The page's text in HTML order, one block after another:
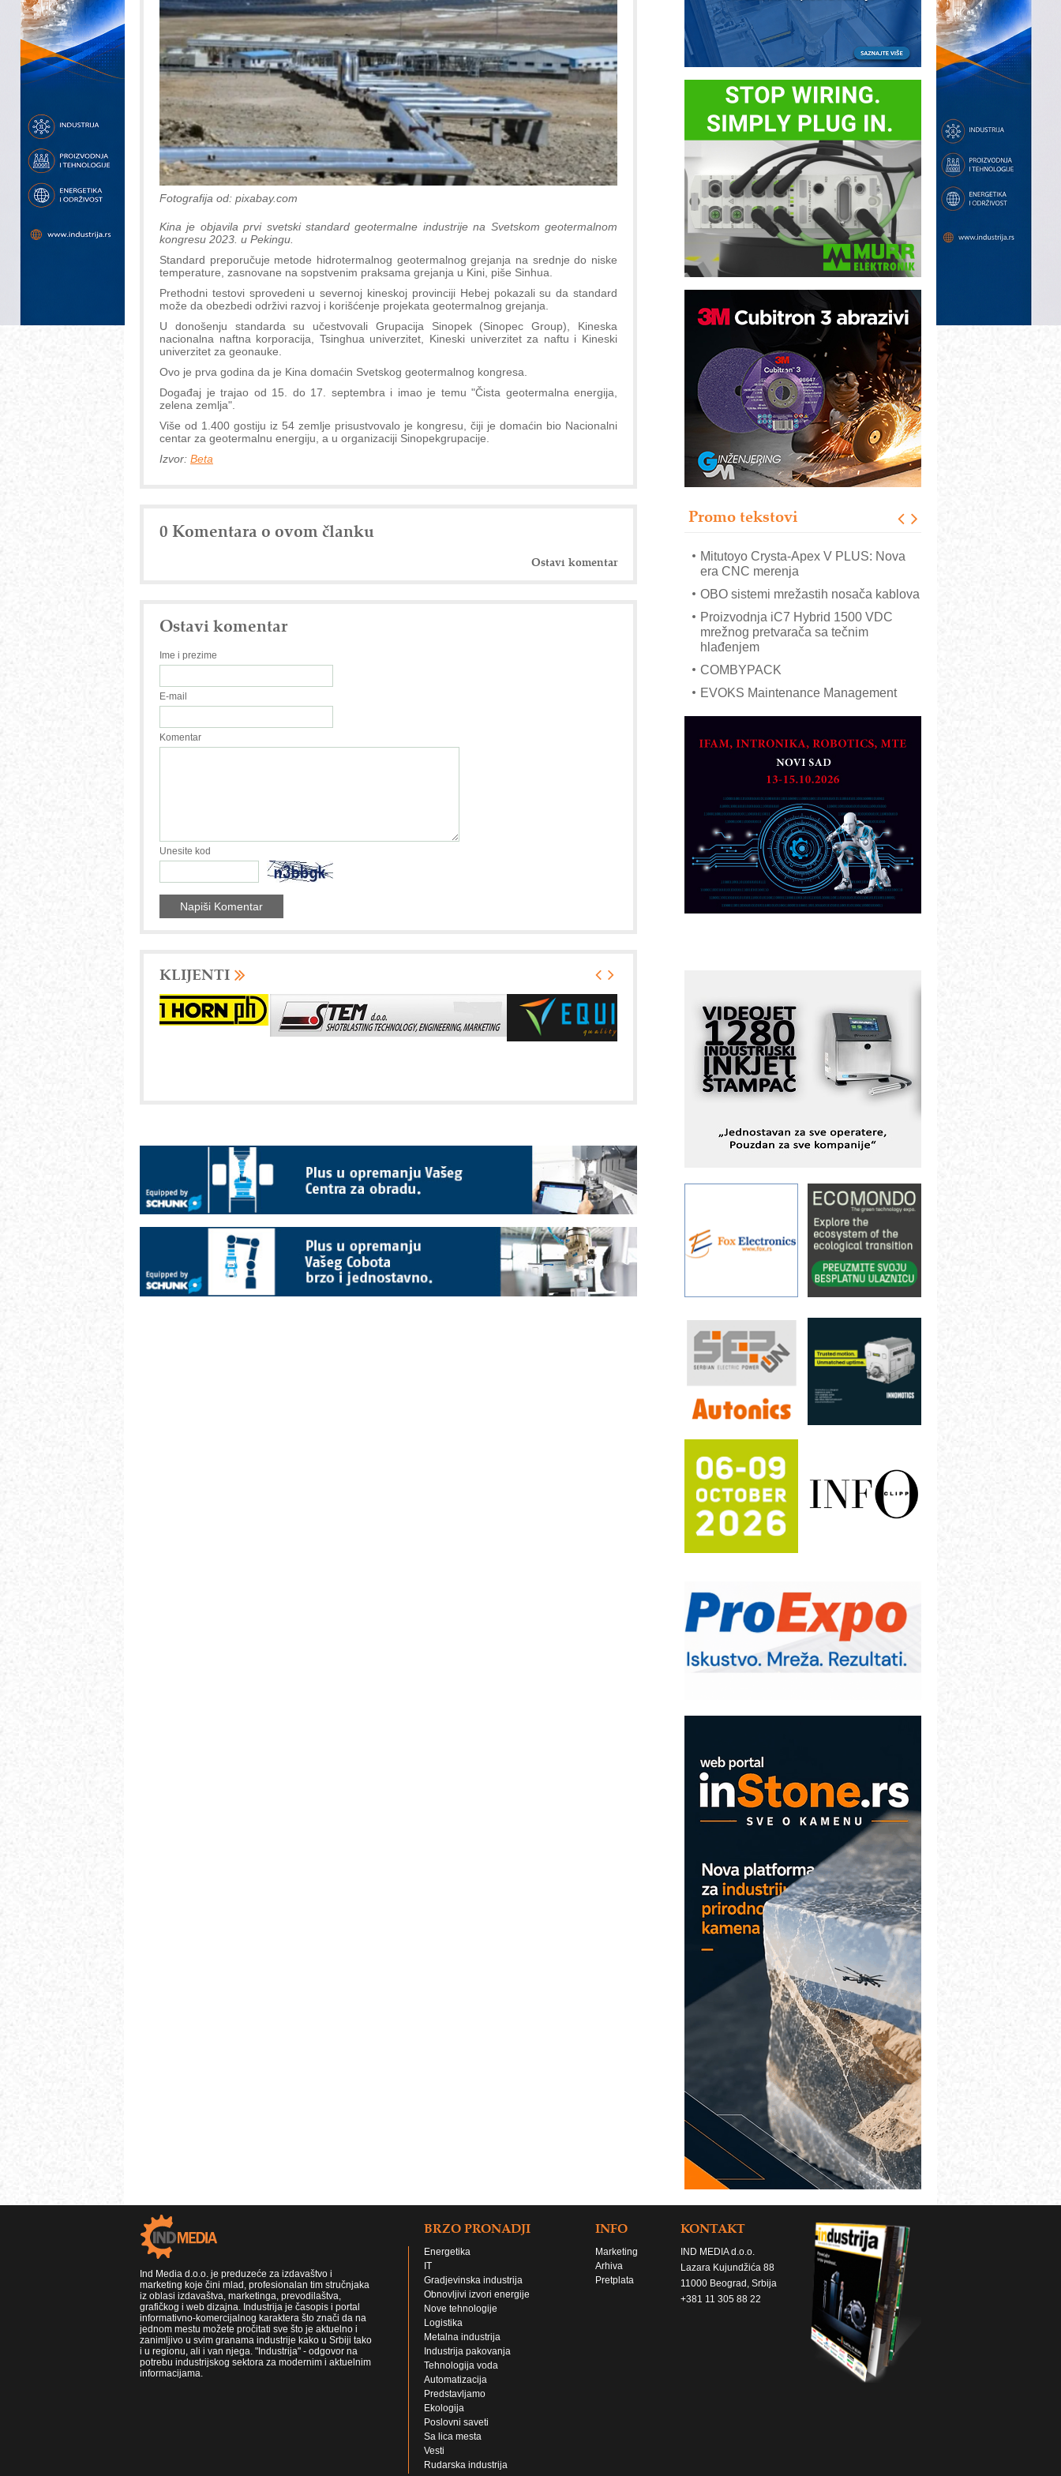
Fotografija od: pixabay.com
Kina je objavila prvi svetski standard geotermalne industrije na Svetskom geotermalnom
kongresu 2023. u Pekingu.
Standard preporučuje metode hidrotermalnog geotermalnog grejanja na srednje do niske
temperature, zasnovane na sopstvenim praksama grejanja u Kini, piše Sinhua.
Prethodni testovi sprovedeni u severnoj kineskoj provinciji Hebej pokazali su da standard
može da obezbedi održivi razvoj i korišćenje projekata geotermalnog grejanja.
U donošenju standarda su učestvovali Grupacija Sinopek (Sinopec Group), Kineska
nacionalna naftna korporacija, Tsinghua univerzitet, Kineski univerzitet za naftu i Kineski
univerzitet za geonauke.
Ovo je prva godina da je Kina domaćin Svetskog geotermalnog kongresa.
Događaj je trajao od 15. do 17. septembra i imao je temu "Čista geotermalna energija,
zelena zemlja".
Više od 1.400 gostiju iz 54 zemlje prisustvovalo je kongresu, čiji je domaćin bio Nacionalni
centar za geotermalnu energiju, a u organizaciji Sinopekgrupacije.
Izvor: Beta
0 Komentara o ovom članku
Ostavi komentar
Ostavi komentar
Ime i prezime
E-mail
Komentar
Unesite kod
KLIJENTI
Promo tekstovi
Automatizacija pakovanja · Display
(Shelf-Ready) omotnice
Potpuna efikasnost bez složenih
sistema
Trajna oznaka kao dugoročna korist
Bezbednost na prvom mestu!
IB BLUMENAUER - više od 40 godina
Art Utopia Studio – vizuelne priče
Mitutoyo Crysta-Apex V PLUS: Nova
era CNC merenja
OBO sistemi mrežastih nosača kablova
Proizvodnja iC7 Hybrid 1500 VDC
mrežnog pretvarača sa tečnim
hlađenjem
COMBYPACK
EVOKS Maintenance Management
ROSA i SCHUNK podižu proizvodnju
Detekcija različitih oblika
MAREX - Lim i mašine za savremena
Marcom-plast d.o.o.- vaš pouzdan
partner
CTO - Prilagodite svoju toplinsku
obradu!
Razvoj asortimanskog pravca MINI-
PLC AKYTEC
I.SAFE MOBILE revolucioniše
industrijsku automatizaciju
pionirskimmobile operator PANEL-OM
Fleksibilno stezanje i brzo
podešavanje u proizvodnji prototipova
KIP KOP – napredna rešenja za
Alba d.o.o. – 35 godina preciznosti u
IBeRTIM - oprema za ispitivanje
STAUFF – Komponente koje
povećavaju pouzdanost hidrauličkih
YAMADA pumpe – japanska
Filtration Group Industrial – Napredna
rešenja za filtraciju u hidrauličkim i
procesnim sistemima
FANUC: Najbolje za vašu pametnu
automatizaciju
Efikasno upravljanje energijom
Automatizacija pakovanja · Display
(Shelf-Ready) omotnice
Potpuna efikasnost bez složenih
sistema
poverenja u industriji
Art Utopia Studio – vizuelne priče
Mitutoyo Crysta-Apex V PLUS: Nova
hlađenjem
COMBYPACK
Ind Media d.o.o. je preduzeće za izdavaštvo i
marketing koje čini mlad, profesionalan tim stručnjaka
iz oblasi izdavaštva, marketinga, prevodilaštva,
grafičkog i web dizajna. Industrija je časopis i portal
informativno-komercijalnog karaktera što znači da na
jednom mestu možete pročitati sve što je aktuelno i
zanimljivo u svim granama industrije kako u Srbiji tako
i u regionu, ali i van njega. "Industrija" - odgovor na
potrebu industrijskog sektora za modernim i aktuelnim
informacijama.
BRZO PRONADJI
Energetika
IT
Gradjevinska industrija
Obnovljivi izvori energije
Nove tehnologije
Logistika
Metalna industrija
Industrija pakovanja
Tehnologija voda
Automatizacija
Predstavljamo
Ekologija
Poslovni saveti
Sa lica mesta
Vesti
Rudarska industrija
INFO
Marketing
Arhiva
Pretplata
KONTAKT
IND MEDIA d.o.o.
Lazara Kujundžića 88
11000 Beograd, Srbija
+381 11 305 88 22